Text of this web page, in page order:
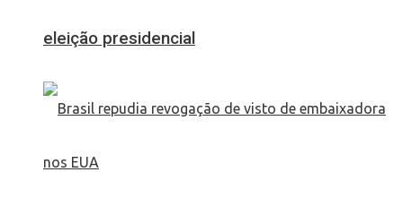
eleição presidencial